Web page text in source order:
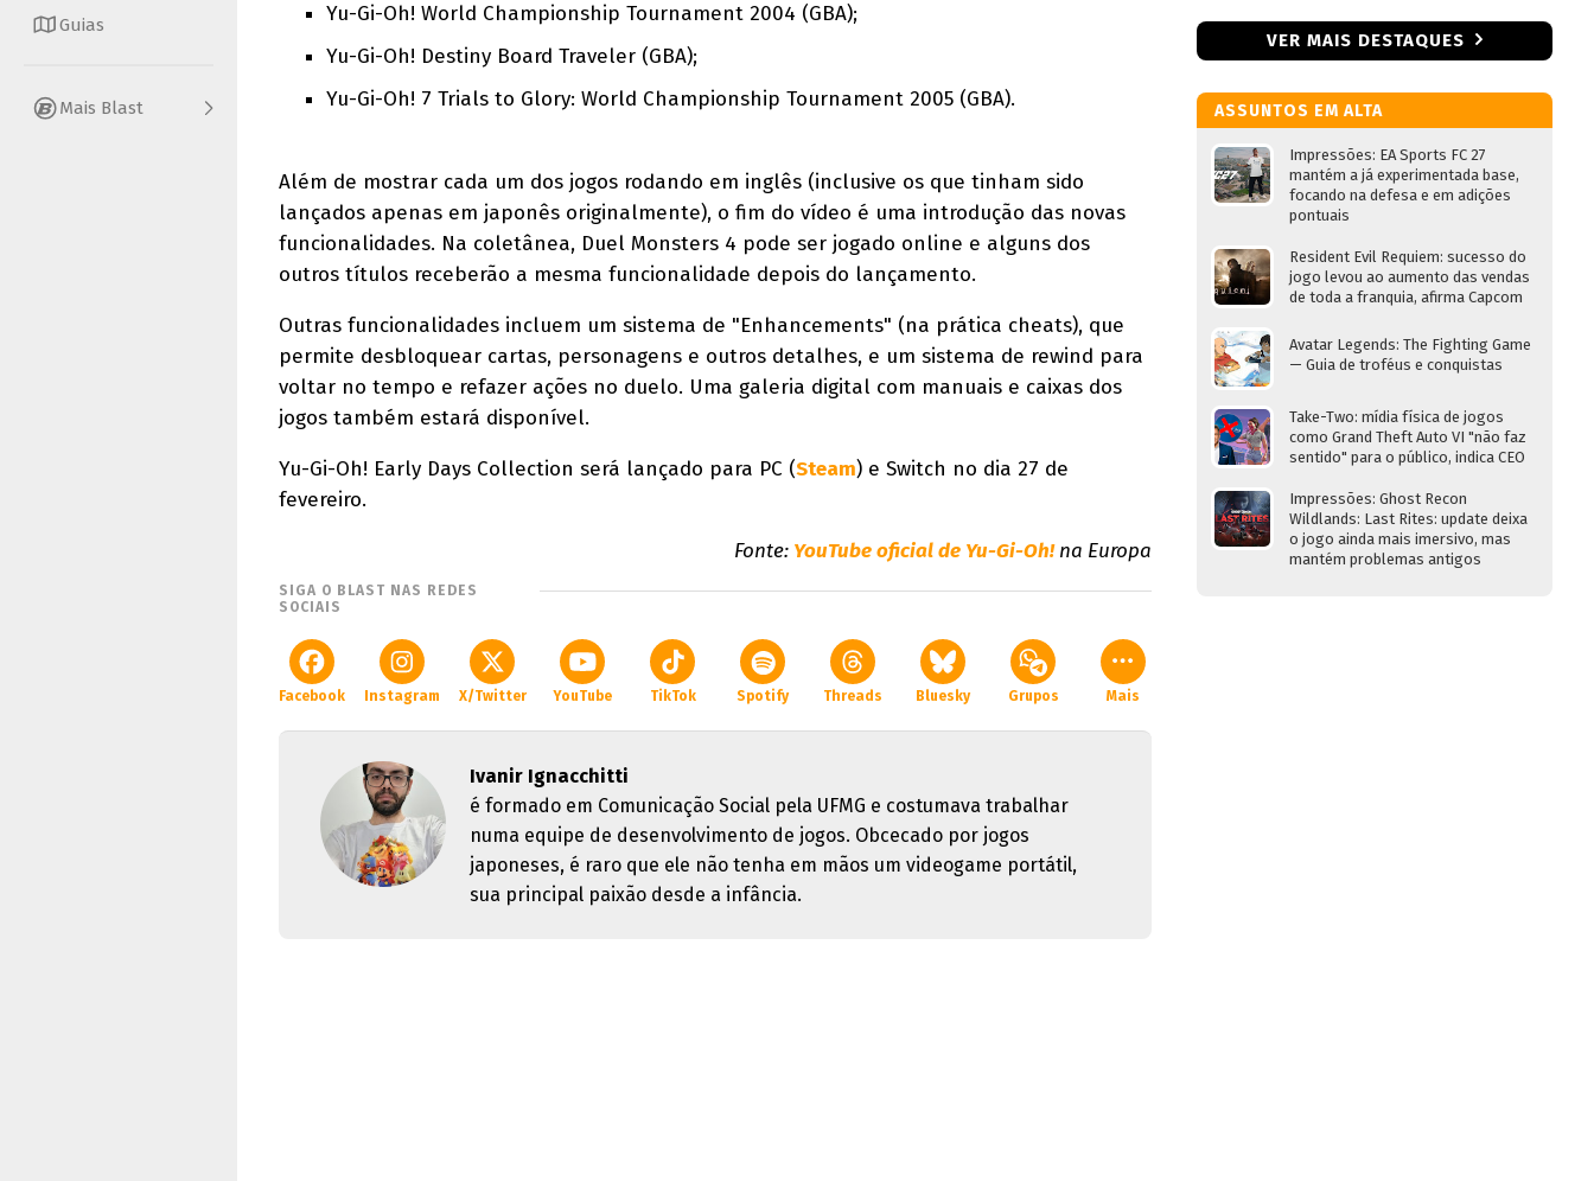
Guias
Mais Blast
Yu-Gi-Oh! World Championship Tournament 2004 (GBA);
Yu-Gi-Oh! Destiny Board Traveler (GBA);
Yu-Gi-Oh! 7 Trials to Glory: World Championship Tournament 2005 (GBA).
Além de mostrar cada um dos jogos rodando em inglês (inclusive os que tinham sido
lançados apenas em japonês originalmente), o fim do vídeo é uma introdução das novas
funcionalidades. Na coletânea, Duel Monsters 4 pode ser jogado online e alguns dos
outros títulos receberão a mesma funcionalidade depois do lançamento.
Outras funcionalidades incluem um sistema de "Enhancements" (na prática cheats), que
permite desbloquear cartas, personagens e outros detalhes, e um sistema de rewind para
voltar no tempo e refazer ações no duelo. Uma galeria digital com manuais e caixas dos
jogos também estará disponível.
Yu-Gi-Oh! Early Days Collection será lançado para PC (Steam) e Switch no dia 27 de
fevereiro.
Fonte: YouTube oficial de Yu-Gi-Oh!na Europa
SIGA O BLAST NAS REDES
SOCIAIS
Facebook Instagram X/Twitter YouTube TikTok Spotify Threads Bluesky Grupos Mais
Ivanir Ignacchitti
é formado em Comunicação Social pela UFMG e costumava trabalhar
numa equipe de desenvolvimento de jogos. Obcecado por jogos
japoneses, é raro que ele não tenha em mãos um videogame portátil,
sua principal paixão desde a infância.
VER MAIS DESTAQUES
ASSUNTOS EM ALTA
Impressões: EA Sports FC 27
mantém a já experimentada base,
focando na defesa e em adições
pontuais
Resident Evil Requiem: sucesso do
jogo levou ao aumento das vendas
de toda a franquia, afirma Capcom
Avatar Legends: The Fighting Game
— Guia de troféus e conquistas
Take-Two: mídia física de jogos
como Grand Theft Auto VI "não faz
sentido" para o público, indica CEO
Impressões: Ghost Recon
Wildlands: Last Rites: update deixa
o jogo ainda mais imersivo, mas
mantém problemas antigos